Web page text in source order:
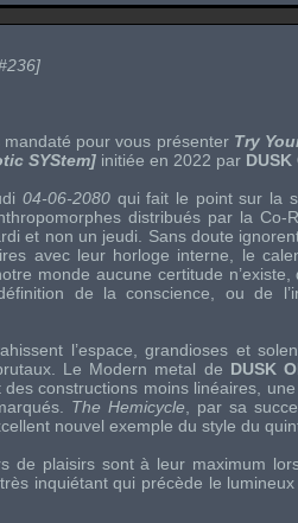
mandaté pour vous présenter Try
SYStem] initiée en 2022 par DUSK
04-06-2080 qui fait le point sur la
distribués par la Co-
et non un jeudi. Sans doute
avec leur horloge interne, le
monde aucune certitude n’existe,
de la conscience, ou de
l’espace, grandioses et
Le Modern metal de DUSK
constructions moins linéaires,
The Hemicycle , par sa
nouvel exemple du style du
de plaisirs sont à leur maximum
inquiétant qui précède le